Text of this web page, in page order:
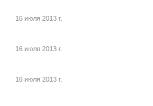
16 июля 2013 г.
16 июля 2013 г.
16 июля 2013 г.